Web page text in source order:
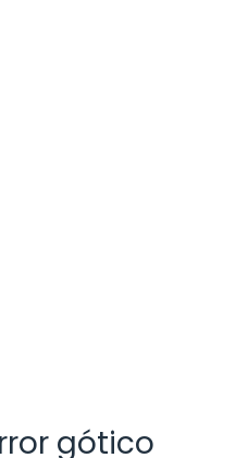
gótico